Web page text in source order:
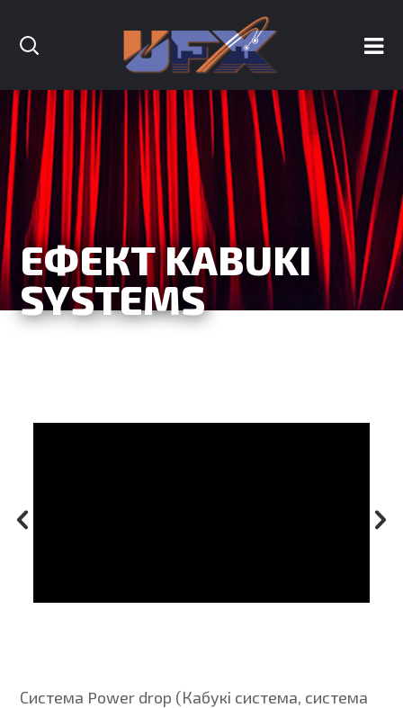
ЕФЕКТ KABUKI
SYSTEMS
Система Power drop (Кабукі система, система